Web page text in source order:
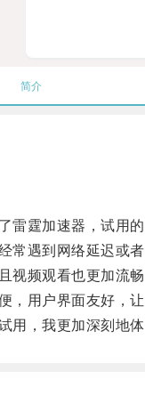
简介
霆加速器，试用的
遇到网络延迟或者
频观看也更加流畅
用户界面友好，让
，我更加深刻地体